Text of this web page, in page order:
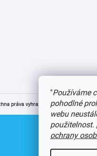
"Používáme
pohodlné
webu
použitelnost.
ochrany
práva vyhrazena.Upravit nastavení